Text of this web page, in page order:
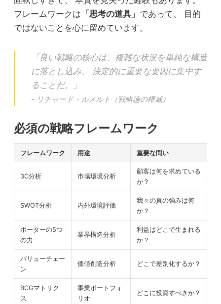
フレームワークは 「思考の道具」 であって、 目的
ではないことを心に留めています。
「良い戦略の核心は、複雑な状況を単純な構造
に落とし込み、 決定的に重要な要因に集中す
ることだ。」
- リチャード・ルメルト（戦略論の権威）
必須の戦略フレームワーク
フレームワーク 用途 重要な問い
3C分析 市場環境分析
顧客は何を求めている
か？
SWOT分析 内外環境評価
我々の真の強みは何
か？
ポーターの5つ
の力
業界構造分析
利益はどこで生まれる
か？
バリューチェー
ン
価値創造分析 どこで差別化するか？
BCGマトリク
ス
事業ポートフォ
リオ
どこに投資すべきか？